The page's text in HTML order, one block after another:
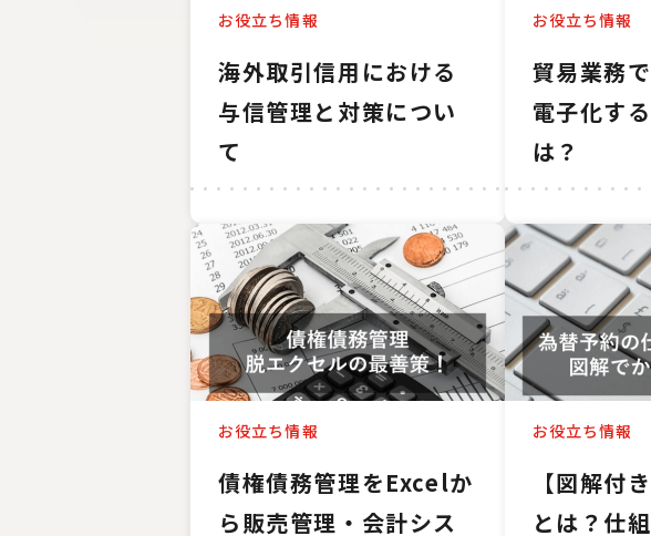
お役立ち情報
海外取引信用における
与信管理と対策につい
て
お役立ち情報
貿易業務
電子化す
は？
お役立ち情報
債権債務管理をExcelか
ら販売管理・会計シス
お役立ち情報
【図解付
とは？仕